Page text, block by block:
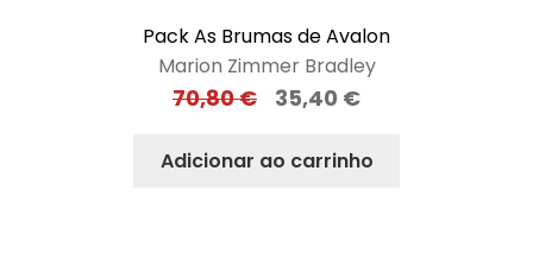
Pack As Brumas de Avalon
Marion Zimmer Bradley
70,80€ 35,40 €
Adicionar ao carrinho